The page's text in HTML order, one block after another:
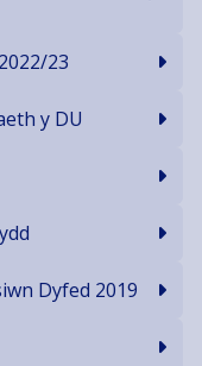
23
y DU
Dyfed 2019